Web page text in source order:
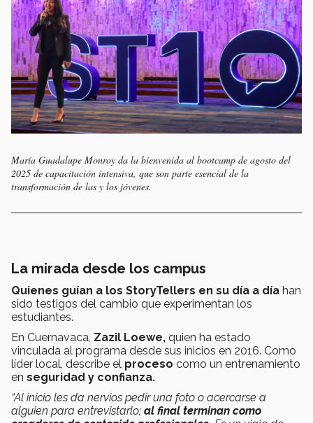
María Guadalupe Monroy da la bienvenida al bootcamp de agosto del
2025 de capacitación intensiva, que son parte esencial de la
transformación de las y los jóvenes.
La mirada desde los campus
Quienes guían a los StoryTellers en su día a día han
sido testigos del cambio que experimentan los
estudiantes.
En Cuernavaca, Zazil Loewe, quien ha estado
vinculada al programa desde sus inicios en 2016. Como
líder local, describe el proceso como un entrenamiento
en seguridad y confianza.
“Al inicio les da nervios pedir una foto o acercarse a
alguien para entrevistarlo; al final terminan como